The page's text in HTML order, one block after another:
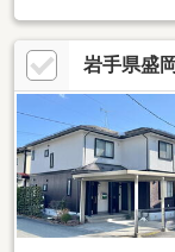
部屋数も多く、様々
商業地と住宅地のど
す。盛岡駅まで徒歩
い地域です。周辺に
川徳デパートにも徒
所、盛岡地方裁判
利便性も良好です。
岩手県盛